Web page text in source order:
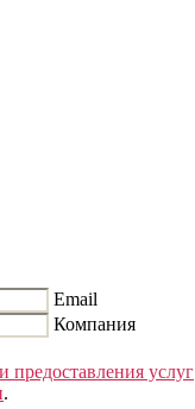
Email
Компания
предоставления услуг
.